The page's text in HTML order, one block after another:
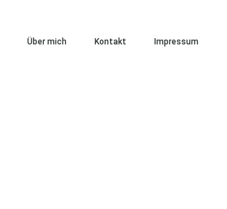
Über mich Kontakt Impressum